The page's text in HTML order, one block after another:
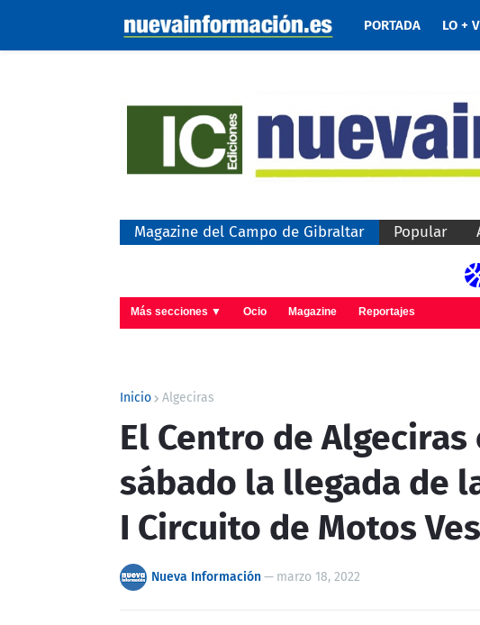
PORTADA LO +
Magazine del Campo de Gibraltar Popular
Más secciones ▼ Ocio Magazine Reportajes
Inicio Algeciras
El Centro de
sábado la llegada de
I Circuito de Motos
Nueva Información— marzo 18, 2022